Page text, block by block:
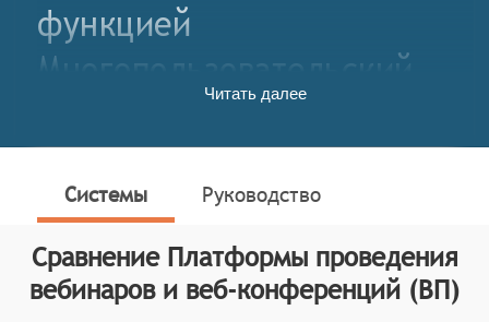
функцией
Многопользовательский
Платформы проведения вебинаров и веб-
Conference Platforms, WP) - это специализированные
и проведения вебинаров, веб-конференций, онлайн-
тренингов, онлайн-презентаций, онлайн-обучения и
онлайн-встреч. Данные платформы функционируют
Читать далее
Системы Руководство
Сравнение Платформы проведения
вебинаров и веб-конференций (ВП)